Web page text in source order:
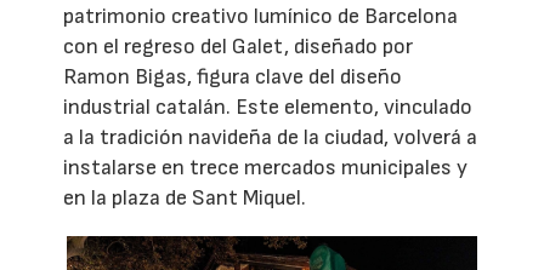
patrimonio creativo lumínico de Barcelona
con el regreso del Galet, diseñado por
Ramon Bigas, figura clave del diseño
industrial catalán. Este elemento, vinculado
a la tradición navideña de la ciudad, volverá a
instalarse en trece mercados municipales y
en la plaza de Sant Miquel.